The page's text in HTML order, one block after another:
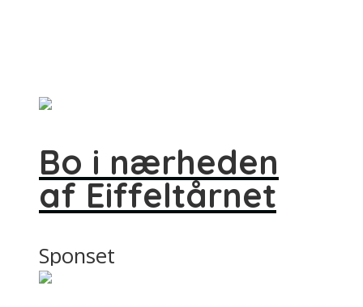
Bo i nærheden
af Eiffeltårnet
Sponset